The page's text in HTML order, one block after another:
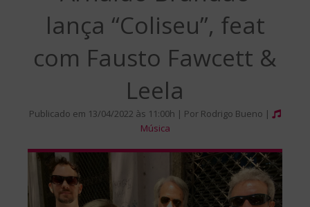
lança “Coliseu”, feat
com Fausto Fawcett &
Leela
Publicado em 13/04/2022 às 11:00h | Por Rodrigo Bueno |
Música